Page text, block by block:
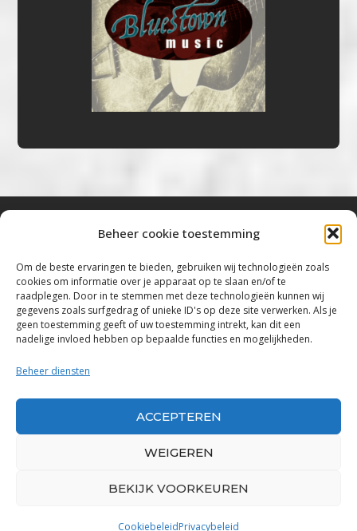
Beheer cookie toestemming
Om de beste ervaringen te bieden, gebruiken wij technologieën zoals
cookies om informatie over je apparaat op te slaan en/of te
raadplegen. Door in te stemmen met deze technologieën kunnen wij
gegevens zoals surfgedrag of unieke ID's op deze site verwerken. Als je
geen toestemming geeft of uw toestemming intrekt, kan dit een
nadelige invloed hebben op bepaalde functies en mogelijkheden.
Beheer diensten
ACCEPTEREN
WEIGEREN
BEKIJK VOORKEUREN
CookiebeleidPrivacybeleid
“Voor de mooiste Blues, Rock, Roots &
Americana”
Copyright 2019 – 2026 Bluestown Music – All